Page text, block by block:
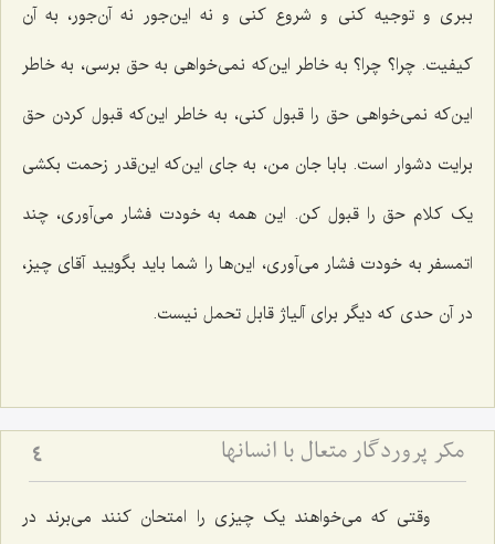
ببری و توجیه کنی و شروع کنی و نه این‌جور نه آن‌جور، به آن
کیفیت. چرا؟ چرا؟ به خاطر این‌که نمی‌خواهی به حق برسی، به خاطر
این‌که نمی‌خواهی حق را قبول کنی، به خاطر این‌که قبول کردن حق
برایت دشوار است. بابا جان من، به جای این‌که این‌قدر زحمت بکشی
یک کلام حق را قبول کن. این همه به خودت فشار می‌آوری، چند
اتمسفر به خودت فشار می‌آوری، این‌ها را شما باید بگویید آقای چیز،
در آن حدی که دیگر برای آلیاژ قابل تحمل نیست.
مکر پروردگار متعال با انسانها 4
وقتی که می‌خواهند یک چیزی را امتحان کنند می‌برند در